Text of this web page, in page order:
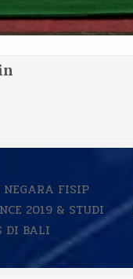
FISIP
2019 & STUDI
DI BALI